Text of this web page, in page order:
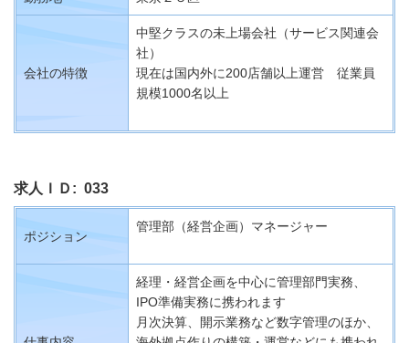
会社の特徴
中堅クラスの未上場会社（サービス関連会
社）
現在は国内外に200店舗以上運営 従業員
規模1000名以上
求人ＩＤ: 033
ポジション
管理部（経営企画）マネージャー
経理・経営企画を中心に管理部門実務、
IPO準備実務に携われます
月次決算、開示業務など数字管理のほか、